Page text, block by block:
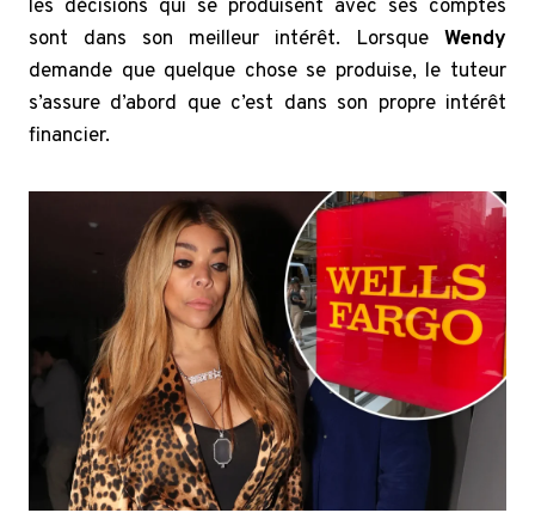
les décisions qui se produisent avec ses comptes
sont dans son meilleur intérêt. Lorsque Wendy
demande que quelque chose se produise, le tuteur
s’assure d’abord que c’est dans son propre intérêt
financier.